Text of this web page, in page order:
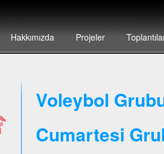
Hakkımızda Projeler
Voleybol
Cumartesi